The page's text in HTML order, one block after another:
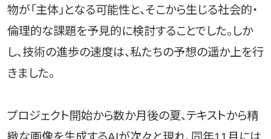
物が「主体」となる可能性と、そこから生じる社会的・
倫理的な課題を予見的に検討することでした。しか
し、技術の進歩の速度は、私たちの予想の遥か上を行
きました。
プロジェクト開始から数か月後の夏、テキストから精